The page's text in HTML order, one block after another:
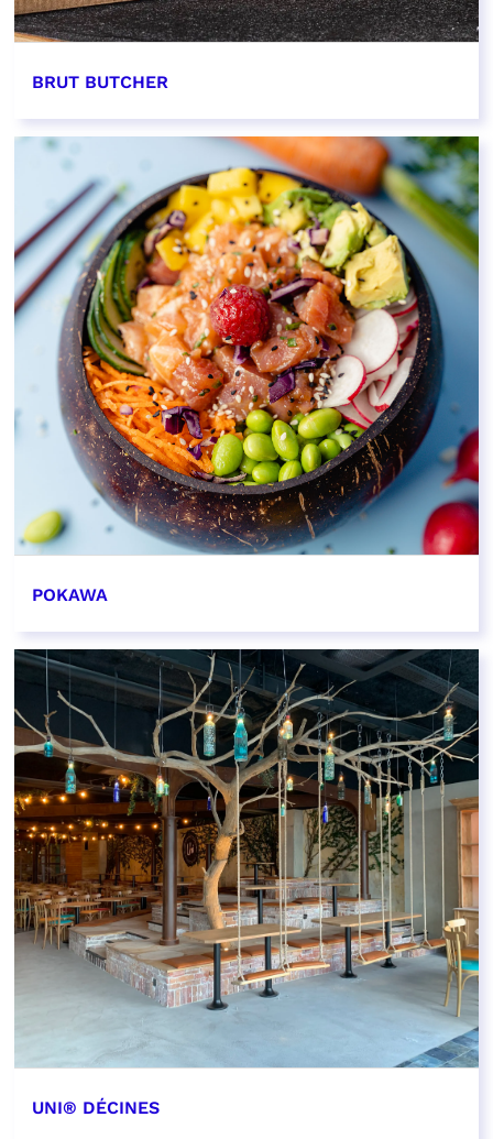
BRUT BUTCHER
EN SAVOIR PLUS
POKAWA
EN SAVOIR PLUS
UNI® DÉCINES